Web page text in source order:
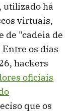
utilizado há
virtuais,
de "cadeia de
Entre os dias
hackers
oficiais
que os